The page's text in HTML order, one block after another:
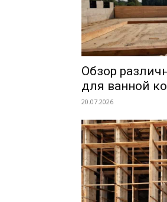
Обзор
для ванной
20.07.2026